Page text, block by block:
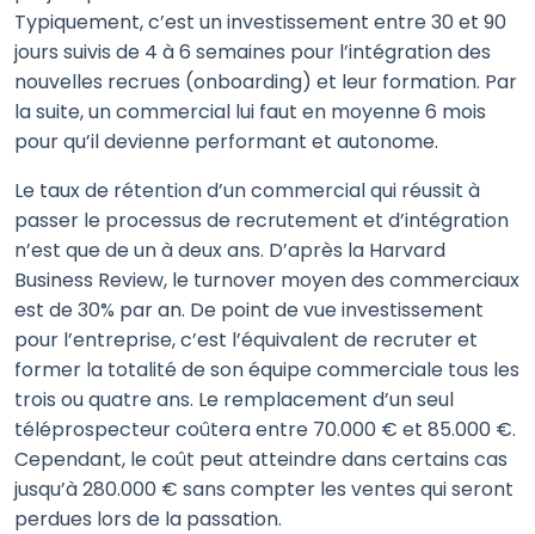
Typiquement, c’est un investissement entre 30 et 90
jours suivis de 4 à 6 semaines pour l’intégration des
nouvelles recrues (onboarding) et leur formation. Par
la suite, un commercial lui faut en moyenne 6 mois
pour qu’il devienne performant et autonome.
Le taux de rétention d’un commercial qui réussit à
passer le processus de recrutement et d’intégration
n’est que de un à deux ans. D’après la Harvard
Business Review, le turnover moyen des commerciaux
est de 30% par an. De point de vue investissement
pour l’entreprise, c’est l’équivalent de recruter et
former la totalité de son équipe commerciale tous les
trois ou quatre ans. Le remplacement d’un seul
téléprospecteur coûtera entre 70.000 € et 85.000 €.
Cependant, le coût peut atteindre dans certains cas
jusqu’à 280.000 € sans compter les ventes qui seront
perdues lors de la passation.